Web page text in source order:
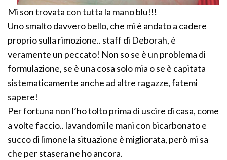
Mi son trovata con tutta la mano blu!!!
Uno smalto davvero bello, che mi è andato a cadere
proprio sulla rimozione.. staff di Deborah, è
veramente un peccato! Non so se è un problema di
formulazione, se è una cosa solo mia o se è capitata
sistematicamente anche ad altre ragazze, fatemi
sapere!
Per fortuna non l’ho tolto prima di uscire di casa, come
a volte faccio.. lavandomi le mani con bicarbonato e
succo di limone la situazione è migliorata, però mi sa
che per stasera ne ho ancora.